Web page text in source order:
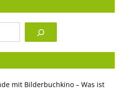
mit Bilderbuchkino – Was ist